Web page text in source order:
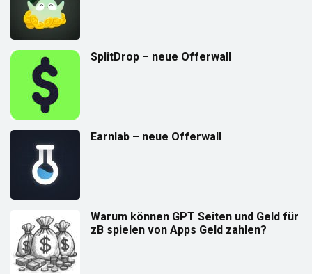
SplitDrop – neue Offerwall
Earnlab – neue Offerwall
Warum können GPT Seiten und Geld für
zB spielen von Apps Geld zahlen?